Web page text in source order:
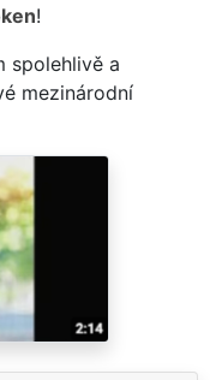
!
spolehlivě a
mezinárodní